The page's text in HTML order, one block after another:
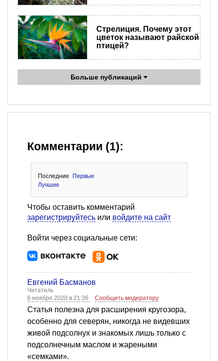
Стрелиция. Почему этот
цветок называют райской
птицей?
Больше публикаций
Комментарии (1):
Последние
Первые
Лучшие
Чтобы оставить комментарий
зарегистрируйтесь или войдите на сайт
Войти через социальные сети:
Евгений Басманов
Читатель
6 ноября 2020 в 21:36
Сообщить модератору
Статья полезна для расширения кругозора,
особенно для северян, никогда не видевших
живой подсолнух и знакомых лишь только с
подсолнечным маслом и жареными
«семками».